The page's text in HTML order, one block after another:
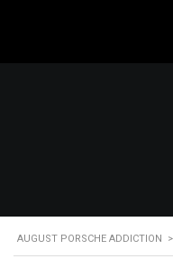
AUGUST PORSCHE ADDICTION >